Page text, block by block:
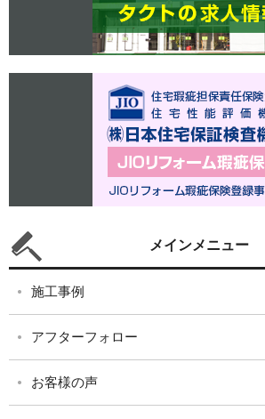
メインメニュー
施工事例
アフターフォロー
お客様の声